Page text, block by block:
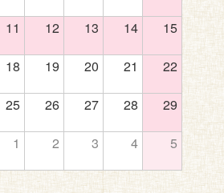
11 12 13 14 15
18 19 20 21 22
25 26 27 28 29
1 2 3 4 5